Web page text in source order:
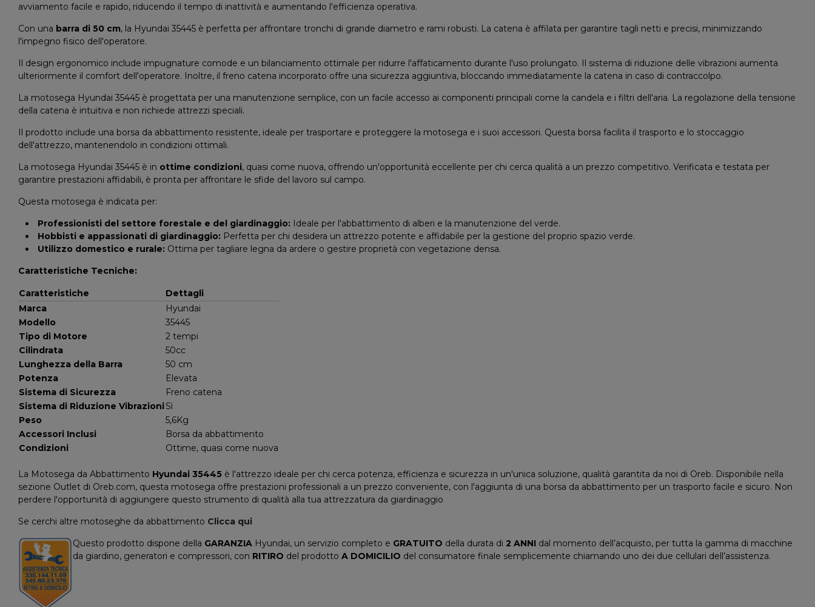
avviamento facile e rapido, riducendo il tempo di inattività e aumentando l'efficienza operativa.
Con una barra di 50 cm, la Hyundai 35445 è perfetta per affrontare tronchi di grande diametro e rami robusti. La catena è affilata per garantire tagli netti e precisi, minimizzando
l'impegno fisico dell'operatore.
Il design ergonomico include impugnature comode e un bilanciamento ottimale per ridurre l'affaticamento durante l'uso prolungato. Il sistema di riduzione delle vibrazioni aumenta
ulteriormente il comfort dell'operatore. Inoltre, il freno catena incorporato offre una sicurezza aggiuntiva, bloccando immediatamente la catena in caso di contraccolpo.
La motosega Hyundai 35445 è progettata per una manutenzione semplice, con un facile accesso ai componenti principali come la candela e i filtri dell'aria. La regolazione della tensione
della catena è intuitiva e non richiede attrezzi speciali.
Il prodotto include una borsa da abbattimento resistente, ideale per trasportare e proteggere la motosega e i suoi accessori. Questa borsa facilita il trasporto e lo stoccaggio
dell'attrezzo, mantenendolo in condizioni ottimali.
La motosega Hyundai 35445 è in ottime condizioni, quasi come nuova, offrendo un'opportunità eccellente per chi cerca qualità a un prezzo competitivo. Verificata e testata per
garantire prestazioni affidabili, è pronta per affrontare le sfide del lavoro sul campo.
Questa motosega è indicata per:
Professionisti del settore forestale e del giardinaggio: Ideale per l'abbattimento di alberi e la manutenzione del verde.
Hobbisti e appassionati di giardinaggio: Perfetta per chi desidera un attrezzo potente e affidabile per la gestione del proprio spazio verde.
Utilizzo domestico e rurale: Ottima per tagliare legna da ardere o gestire proprietà con vegetazione densa.
Caratteristiche Tecniche:
Caratteristiche
Dettagli
Marca
Hyundai
Modello
35445
Tipo di Motore
2 tempi
Cilindrata
50cc
Lunghezza della Barra
50 cm
Potenza
Elevata
Sistema di Sicurezza
Freno catena
Sistema di Riduzione VibrazioniSì
Peso
5,6Kg
Accessori Inclusi
Borsa da abbattimento
Condizioni
Ottime, quasi come nuova
La Motosega da Abbattimento Hyundai 35445 è l'attrezzo ideale per chi cerca potenza, efficienza e sicurezza in un'unica soluzione, qualità garantita da noi di Oreb. Disponibile nella
sezione Outlet di Oreb.com, questa motosega offre prestazioni professionali a un prezzo conveniente, con l'aggiunta di una borsa da abbattimento per un trasporto facile e sicuro. Non
perdere l'opportunità di aggiungere questo strumento di qualità alla tua attrezzatura da giardinaggio
Se cerchi altre motoseghe da abbattimento Clicca qui
Questo prodotto dispone della GARANZIA Hyundai, un servizio completo e GRATUITO della durata di 2 ANNI dal momento dell’acquisto, per tutta la gamma di macchine
da giardino, generatori e compressori, con RITIRO del prodotto A DOMICILIO del consumatore finale semplicemente chiamando uno dei due cellulari dell’assistenza.